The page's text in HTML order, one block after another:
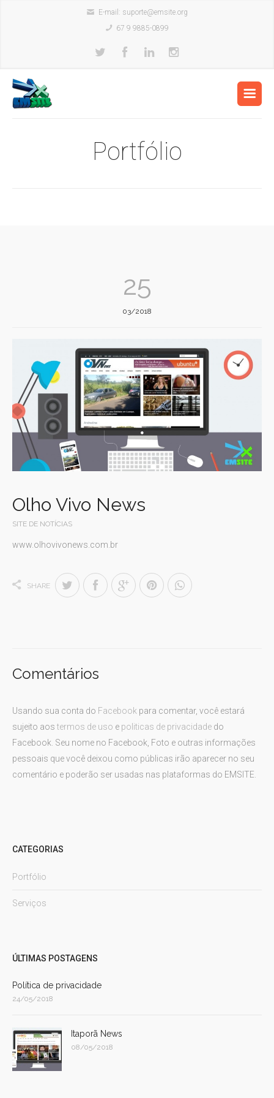
E-mail: suporte@emsite.org
67 9 9885-0899
Portfólio
25
03/2018
Olho Vivo News
SITE DE NOTÍCIAS
www.olhovivonews.com.br
SHARE
Comentários
Usando sua conta do Facebook para comentar, você estará
sujeito aos termos de uso e politicas de privacidade do
Facebook. Seu nome no Facebook, Foto e outras informações
pessoais que você deixou como públicas irão aparecer no seu
comentário e poderão ser usadas nas plataformas do EMSITE.
CATEGORIAS
Portfólio
Serviços
ÚLTIMAS POSTAGENS
Política de privacidade
24/05/2018
Itaporã News
08/05/2018